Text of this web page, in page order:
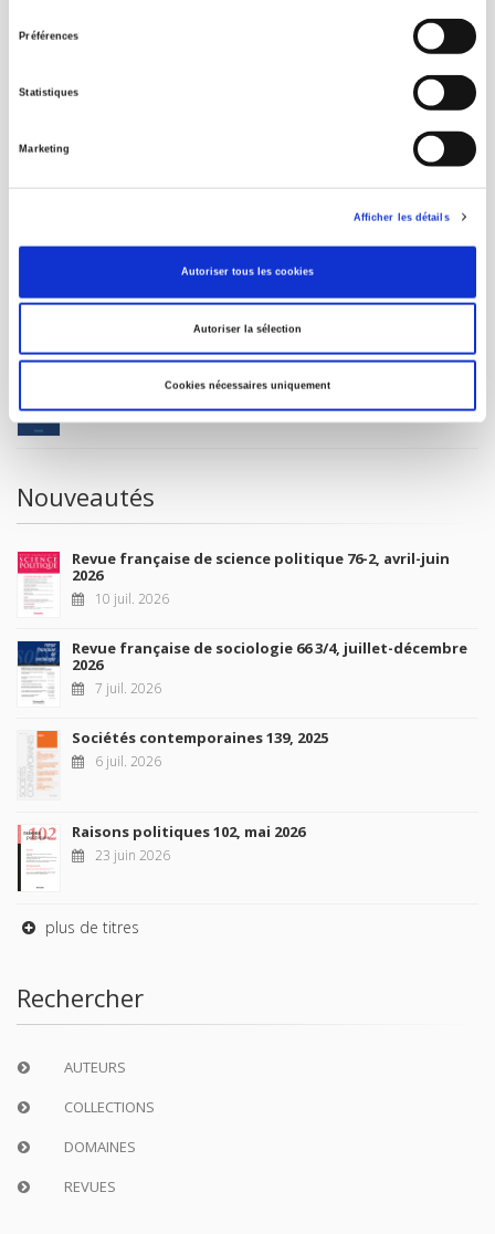
Préférences
Statistiques
Marketing
Afficher les détails
Autoriser tous les cookies
Autoriser la sélection
Cookies nécessaires uniquement
à la transmission des savoirs et des idées
CONTACTS
FOREIGN RIGHTS
MON COMPTE
La France et l'Union européenne
Nouveautés
Revue française de science politique 76-2, avril-juin
2026
10 juil. 2026
Revue française de sociologie 66 3/4, juillet-décembre
2026
7 juil. 2026
Sociétés contemporaines 139, 2025
6 juil. 2026
Raisons politiques 102, mai 2026
23 juin 2026
plus de titres
Rechercher
AUTEURS
COLLECTIONS
DOMAINES
REVUES